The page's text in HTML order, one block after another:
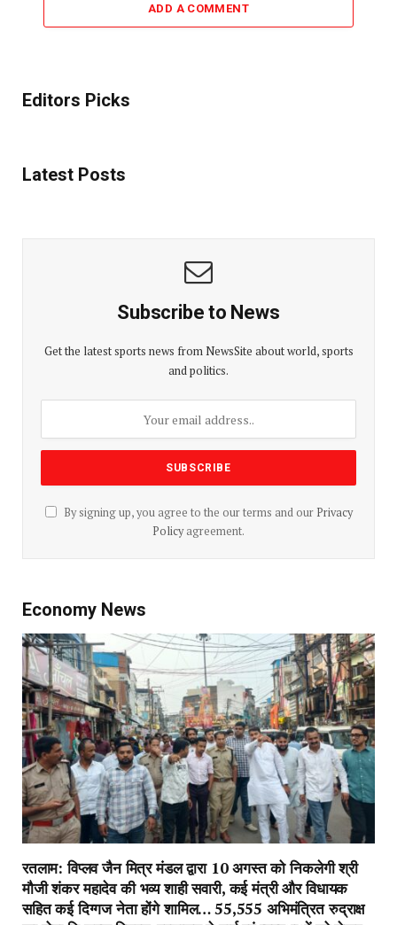
ADD A COMMENT
Editors Picks
Latest Posts
Subscribe to News
Get the latest sports news from NewsSite about world, sports
and politics.
By signing up, you agree to the our terms and our Privacy
Policyagreement.
Economy News
रतलाम: विप्लव जैन मित्र मंडल द्वारा 10 अगस्त को निकलेगी श्री
मौजी शंकर महादेव की भव्य शाही सवारी, कई मंत्री और विधायक
सहित कई दिग्गज नेता होंगे शामिल… 55,555 अभिमंत्रित रुद्राक्ष